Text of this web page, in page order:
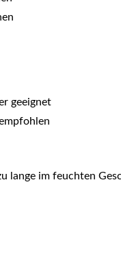
geeignet
lange im feuchten